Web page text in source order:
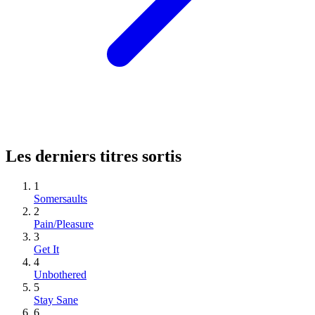
Les derniers titres sortis
1
Somersaults
2
Pain/Pleasure
3
Get It
4
Unbothered
5
Stay Sane
6